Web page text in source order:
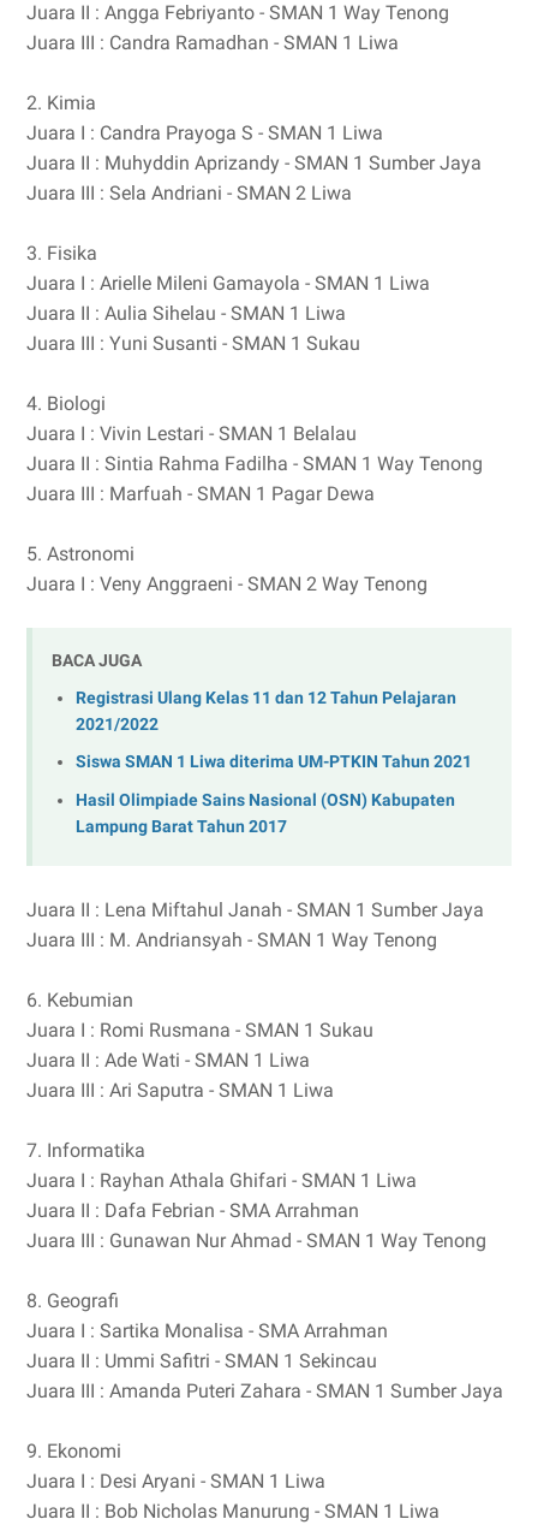
Juara II : Angga Febriyanto - SMAN 1 Way Tenong
Juara III : Candra Ramadhan - SMAN 1 Liwa
2. Kimia
Juara I : Candra Prayoga S - SMAN 1 Liwa
Juara II : Muhyddin Aprizandy - SMAN 1 Sumber Jaya
Juara III : Sela Andriani - SMAN 2 Liwa
3. Fisika
Juara I : Arielle Mileni Gamayola - SMAN 1 Liwa
Juara II : Aulia Sihelau - SMAN 1 Liwa
Juara III : Yuni Susanti - SMAN 1 Sukau
4. Biologi
Juara I : Vivin Lestari - SMAN 1 Belalau
Juara II : Sintia Rahma Fadilha - SMAN 1 Way Tenong
Juara III : Marfuah - SMAN 1 Pagar Dewa
5. Astronomi
Juara I : Veny Anggraeni - SMAN 2 Way Tenong
BACA JUGA
Registrasi Ulang Kelas 11 dan 12 Tahun Pelajaran
2021/2022
Siswa SMAN 1 Liwa diterima UM-PTKIN Tahun 2021
Hasil Olimpiade Sains Nasional (OSN) Kabupaten
Lampung Barat Tahun 2017
Juara II : Lena Miftahul Janah - SMAN 1 Sumber Jaya
Juara III : M. Andriansyah - SMAN 1 Way Tenong
6. Kebumian
Juara I : Romi Rusmana - SMAN 1 Sukau
Juara II : Ade Wati - SMAN 1 Liwa
Juara III : Ari Saputra - SMAN 1 Liwa
7. Informatika
Juara I : Rayhan Athala Ghifari - SMAN 1 Liwa
Juara II : Dafa Febrian - SMA Arrahman
Juara III : Gunawan Nur Ahmad - SMAN 1 Way Tenong
8. Geografi
Juara I : Sartika Monalisa - SMA Arrahman
Juara II : Ummi Safitri - SMAN 1 Sekincau
Juara III : Amanda Puteri Zahara - SMAN 1 Sumber Jaya
9. Ekonomi
Juara I : Desi Aryani - SMAN 1 Liwa
Juara II : Bob Nicholas Manurung - SMAN 1 Liwa